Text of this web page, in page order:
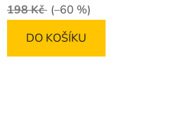
198 Kč (–60 %)
DO KOŠÍKU